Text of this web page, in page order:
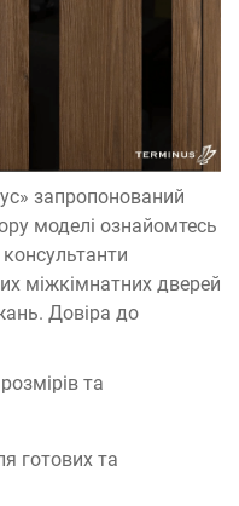
запропонований
моделі ознайомтесь
міжкімнатних дверей
Довіра до
та
готових та